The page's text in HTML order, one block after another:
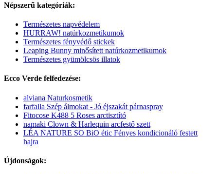
Népszerű kategóriák:
Természetes napvédelem
HURRAW! natúrkozmetikumok
Természetes fényvédő stickek
Leaping Bunny minősített natúrkozmetikumok
Természetes gyümölcsös illatok
Ecco Verde felfedezése:
alviana Naturkosmetik
farfalla Szép álmokat - Jó éjszakát párnaspray
Fitocose K488 5 Roses arctisztító
namaki Clown & Harlequin arcfestő szett
LÉA NATURE SO BiO étic Fényes kondicionáló festett
hajra
Újdonságok: